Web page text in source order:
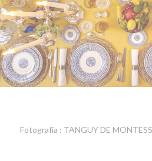
Fotografía : TANGUY DE